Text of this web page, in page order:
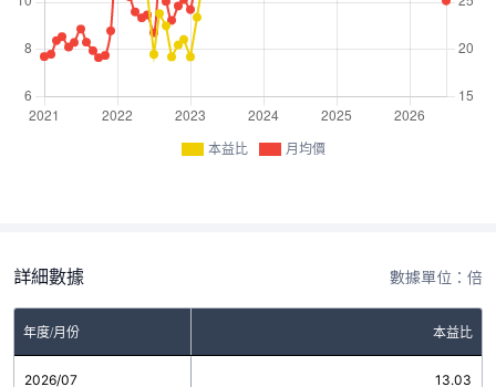
本益比 月均價
詳細數據 數據單位：倍
年度/月份 本益比
2026/07 13.03